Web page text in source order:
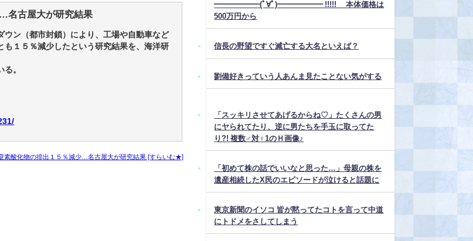
名古屋大が研究結果
ン（都市封鎖）により、工場や自動車など
１５％減少したという研究結果を、海洋研
。
素酸化物の排出１５％減少…名古屋大が研究結果 [すらいむ★]
━━━━━━(ﾟ∀ﾟ)━━━━━━ !!!!! 本体価格は
500万円から
信長の野望ですぐ滅亡する大名といえば？
劉備好きっていう人あんま見たことない気がする
「スッキリさせてあげるからね♡」たくさんの男
にヤられてたり、逆に男たちを手玉に取ってた
り?! 複数♂対♀1のＨ画像♪
「初めて株の話でいいなと思った…」母親の株を
遺産相続したX民のエピソードが泣けると話題に
東京新聞のイソコ 皆が黙ってたコトを言って中道
にトドメをさしてしまう